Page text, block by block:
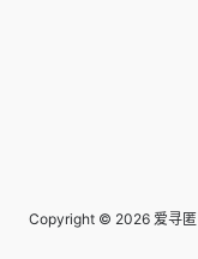
Copyright © 2026 爱寻匿